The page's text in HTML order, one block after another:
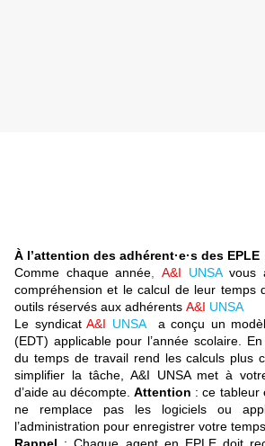
À l’attention des adhérent·e·s des EPLE
Comme chaque année
A&I UNSA vous
compréhension et le calcul de leur temps
outils réservés aux adhérents A&I UNSA
Le syndicatA&I UNSA
a conçu un
(EDT) applicable pour l’année scolaire. En
du temps de travail rend les calculs plus
simplifier la tâche, A&I UNSA met à
d’aide au décompte.Attention : ce tableur
ne remplace pas les logiciels ou
l’administration pour enregistrer votre